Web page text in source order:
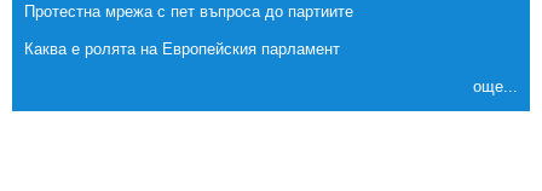
Протестна мрежа с пет въпроса до партиите
Каква е ролята на Европейския парламент
още...